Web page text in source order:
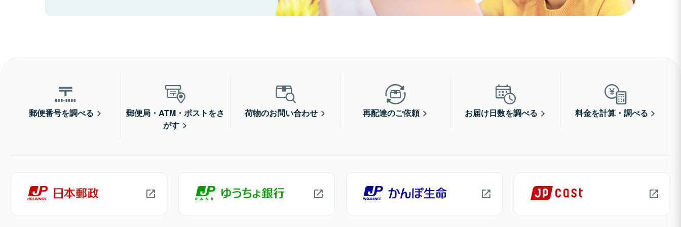
郵便番号を調べる
郵便局・ATM・ポストをさ
がす
荷物のお問い合わせ 再配達のご依頼 お届け日数を調べる 料金を計算・調べる